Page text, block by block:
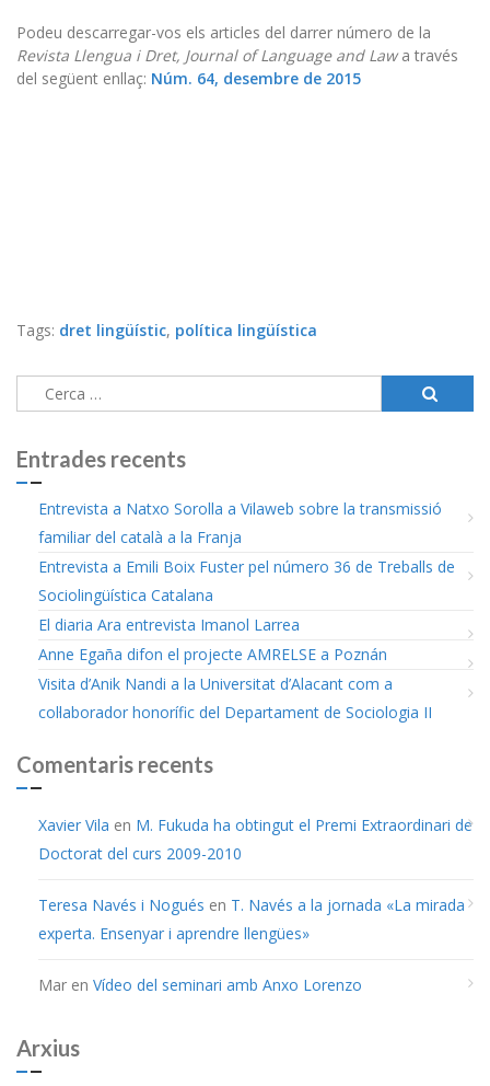
Podeu descarregar-vos els articles del darrer número de la
Revista Llengua i Dret, Journal of Language and Lawa través
del següent enllaç: Núm. 64, desembre de 2015
Tags: dret lingüístic, política lingüística
Cerca:
Entrades recents
Entrevista a Natxo Sorolla a Vilaweb sobre la transmissió
familiar del català a la Franja
Entrevista a Emili Boix Fuster pel número 36 de Treballs de
Sociolingüística Catalana
El diaria Ara entrevista Imanol Larrea
Anne Egaña difon el projecte AMRELSE a Poznán
Visita d’Anik Nandi a la Universitat d’Alacant com a
col·laborador honorífic del Departament de Sociologia II
Comentaris recents
Xavier Vila en M. Fukuda ha obtingut el Premi Extraordinari de
Doctorat del curs 2009-2010
Teresa Navés i Nogués en T. Navés a la jornada «La mirada
experta. Ensenyar i aprendre llengües»
Mar en Vídeo del seminari amb Anxo Lorenzo
Arxius